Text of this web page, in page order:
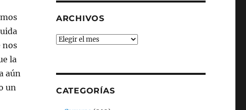
nos
la
aún
un
ARCHIVOS
Archivos
CATEGORÍAS